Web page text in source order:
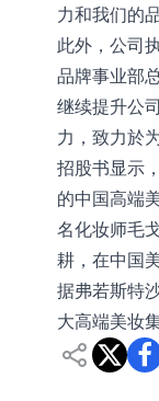
力和我们的
此外，公司
品牌事业部
继续提升公
力，致力於
招股书显示
的中国高端
名化妆师毛
耕，在中国
据弗若斯特
大高端美妆